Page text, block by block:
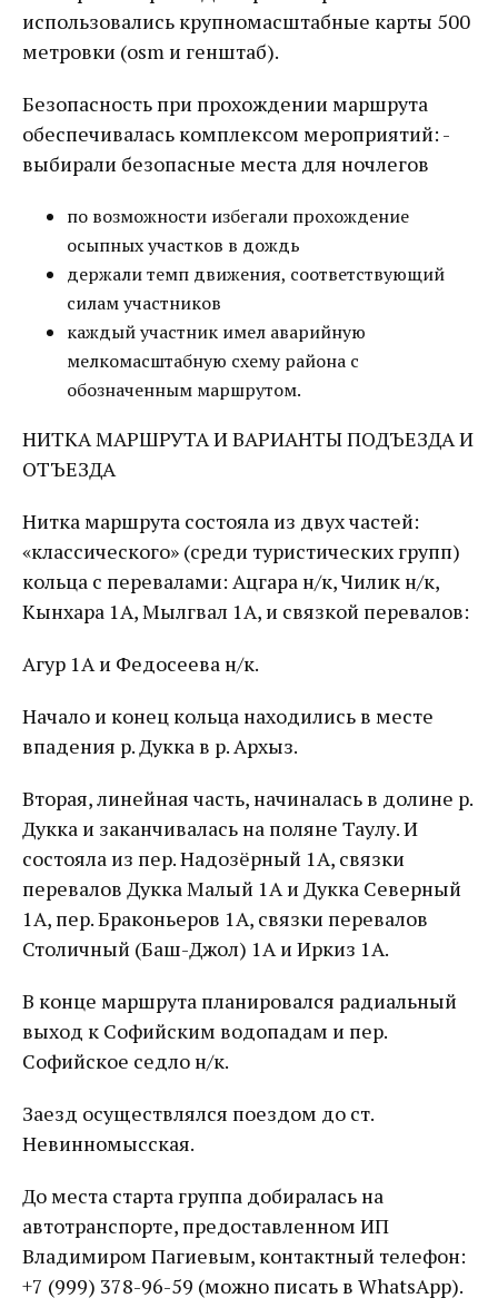
использовались крупномасштабные карты 500
метровки (osm и генштаб).
Безопасность при прохождении маршрута
обеспечивалась комплексом мероприятий: -
выбирали безопасные места для ночлегов
по возможности избегали прохождение
осыпных участков в дождь
держали темп движения, соответствующий
силам участников
каждый участник имел аварийную
мелкомасштабную схему района с
обозначенным маршрутом.
НИТКА МАРШРУТА И ВАРИАНТЫ ПОДЪЕЗДА И
ОТЪЕЗДА
Нитка маршрута состояла из двух частей:
«классического» (среди туристических групп)
кольца с перевалами: Ацгара н/к, Чилик н/к,
Кынхара 1А, Мылгвал 1А, и связкой перевалов:
Агур 1А и Федосеева н/к.
Начало и конец кольца находились в месте
впадения р. Дукка в р. Архыз.
Вторая, линейная часть, начиналась в долине р.
Дукка и заканчивалась на поляне Таулу. И
состояла из пер. Надозёрный 1А, связки
перевалов Дукка Малый 1А и Дукка Северный
1А, пер. Браконьеров 1А, связки перевалов
Столичный (Баш-Джол) 1А и Иркиз 1А.
В конце маршрута планировался радиальный
выход к Софийским водопадам и пер.
Софийское седло н/к.
Заезд осуществлялся поездом до ст.
Невинномысская.
До места старта группа добиралась на
автотранспорте, предоставленном ИП
Владимиром Пагиевым, контактный телефон:
+7 (999) 378-96-59 (можно писать в WhatsApp).